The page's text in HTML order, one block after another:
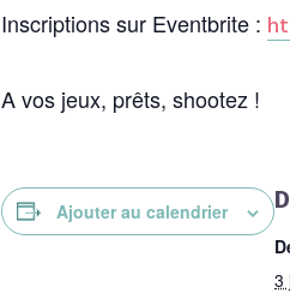
Inscriptions sur Eventbrite :
A vos jeux, prêts, shootez !
Ajouter au calendrier
3